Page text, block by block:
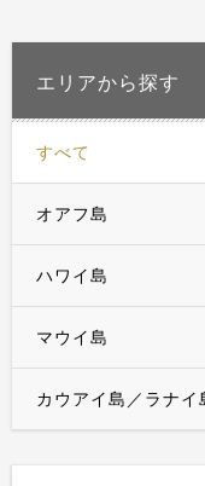
エリアから探す
すべて
オアフ島
ハワイ島
マウイ島
カウアイ島／ラナイ